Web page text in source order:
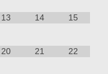
13 14 15
20 21 22